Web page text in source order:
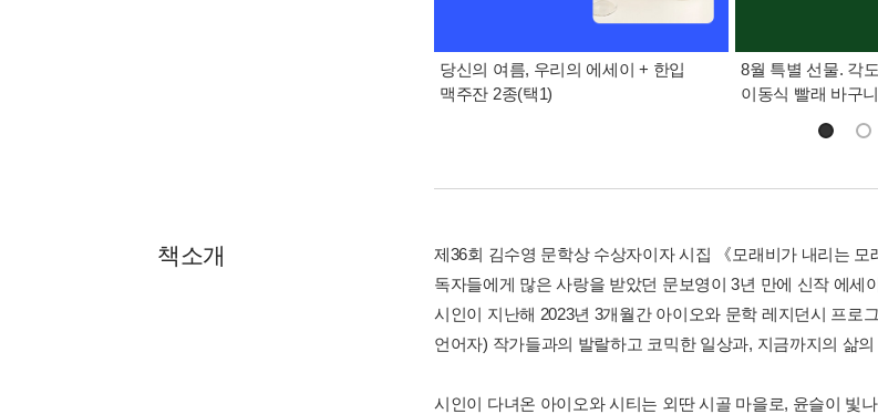
당신의 여름, 우리의 에세이 + 한입
맥주잔 2종(택1)
8월 특별 선물. 각
이동식 빨래 바구니
책소개
제36회 김수영 문학상 수상자이자 시집 《모래비가 내리는
독자들에게 많은 사랑을 받았던 문보영이 3년 만에 신작 에
시인이 지난해 2023년 3개월간 아이오와 문학 레지던시 프로
언어자) 작가들과의 발랄하고 코믹한 일상과, 지금까지의 삶
시인이 다녀온 아이오와 시티는 외딴 시골 마을로, 윤슬이 빛